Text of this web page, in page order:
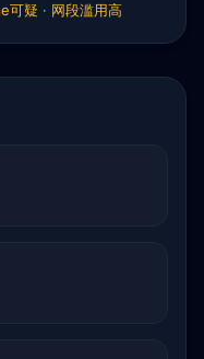
可疑 · 网段滥用高